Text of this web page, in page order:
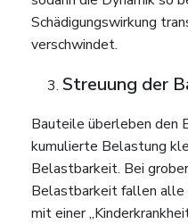
Schädigungswirkung
verschwindet.
Streuung der
Bauteile überleben den
kumulierte Belastung
Belastbarkeit. Bei
Belastbarkeit fallen alle
mit einer